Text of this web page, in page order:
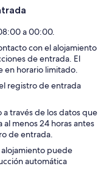
a 00:00.
con el alojamiento
de entrada. El
en horario limitado.
registro de entrada
través de los datos que
menos 24 horas antes
de entrada.
puede
automática